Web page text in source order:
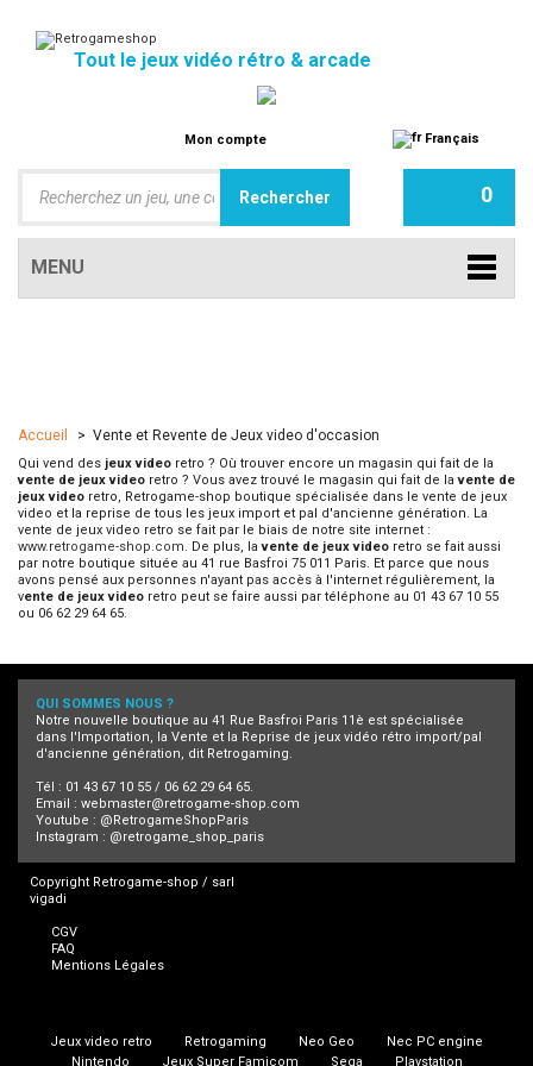
Tout le jeux vidéo rétro & arcade
Mon compte Français
0
MENU
Accueil > Vente et Revente de Jeux video d'occasion
Qui vend des jeux video retro ? Où trouver encore un magasin qui fait de la
vente de jeux video retro ? Vous avez trouvé le magasin qui fait de lavente de
jeux video retro, Retrogame-shop boutique spécialisée dans le vente de jeux
video et la reprise de tous les jeux import et pal d'ancienne génération. La
vente de jeux video retro se fait par le biais de notre site internet :
www.retrogame-shop.com. De plus, lavente de jeux video retro se fait aussi
par notre boutique située au 41 rue Basfroi 75 011 Paris. Et parce que nous
avons pensé aux personnes n'ayant pas accès à l'internet régulièrement, la
vente de jeux video retro peut se faire aussi par téléphone au 01 43 67 10 55
ou 06 62 29 64 65.
QUI SOMMES NOUS ?
Notre nouvelle boutique au 41 Rue Basfroi Paris 11è est spécialisée
dans l'Importation, la Vente et la Reprise de jeux vidéo rétro import/pal
d'ancienne génération, dit Retrogaming.
Tél : 01 43 67 10 55 / 06 62 29 64 65.
Email : webmaster@retrogame-shop.com
Youtube : @RetrogameShopParis
Instagram : @retrogame_shop_paris
Copyright Retrogame-shop / sarl
vigadi
CGV
FAQ
Mentions Légales
Jeux video retro Retrogaming Neo Geo
Nec PC engine
Nintendo
Jeux Super Famicom Sega Playstation